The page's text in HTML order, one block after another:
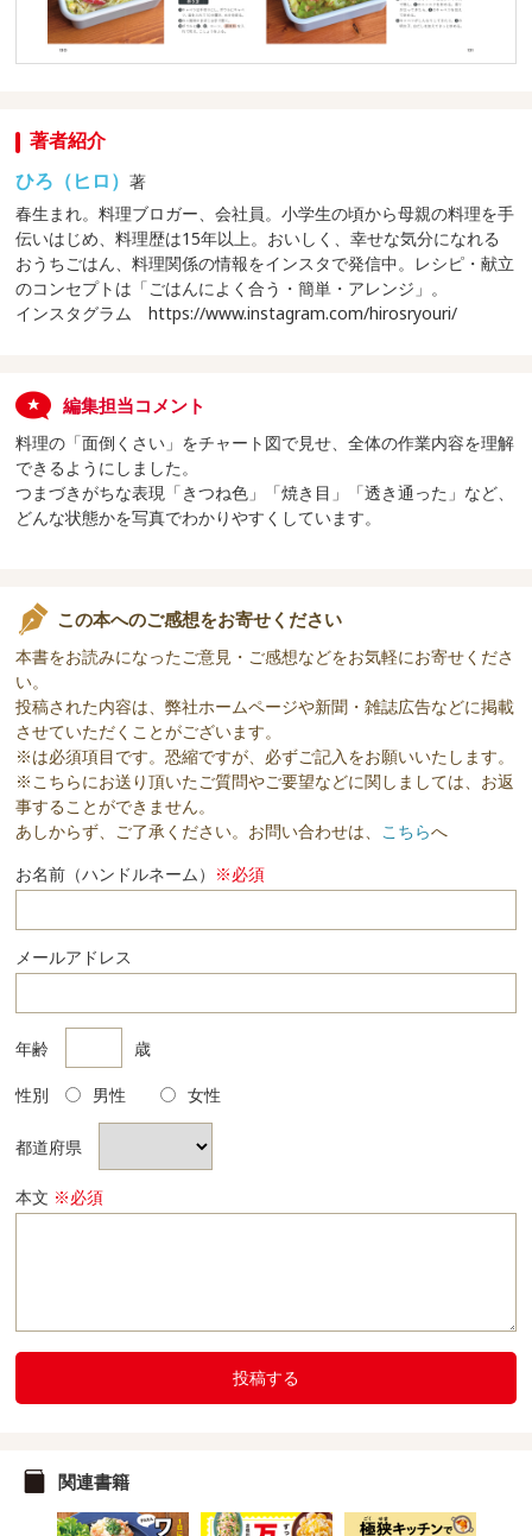
著者紹介
ひろ（ヒロ）著
春生まれ。料理ブロガー、会社員。小学生の頃から母親の料理を手
伝いはじめ、料理歴は15年以上。おいしく、幸せな気分になれる
おうちごはん、料理関係の情報をインスタで発信中。レシピ・献立
のコンセプトは「ごはんによく合う・簡単・アレンジ」。
インスタグラム https://www.instagram.com/hirosryouri/
編集担当コメント
料理の「面倒くさい」をチャート図で見せ、全体の作業内容を理解
できるようにしました。
つまづきがちな表現「きつね色」「焼き目」「透き通った」など、
どんな状態かを写真でわかりやすくしています。
この本へのご感想をお寄せください
本書をお読みになったご意見・ご感想などをお気軽にお寄せくださ
い。
投稿された内容は、弊社ホームページや新聞・雑誌広告などに掲載
させていただくことがございます。
※は必須項目です。恐縮ですが、必ずご記入をお願いいたします。
※こちらにお送り頂いたご質問やご要望などに関しましては、お返
事することができません。
あしからず、ご了承ください。お問い合わせは、 こちらへ
お名前（ハンドルネーム） ※必須
メールアドレス
年齢 歳
性別 男性 女性
都道府県
本文 ※必須
投稿する
関連書籍